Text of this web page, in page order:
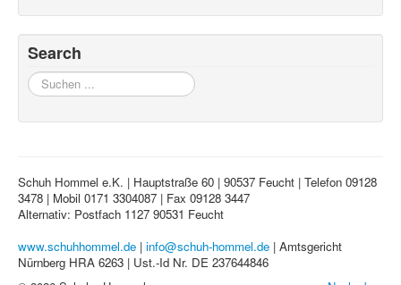
Search
Suchen
...
Schuh Hommel e.K. | Hauptstraße 60 | 90537 Feucht | Telefon 09128
3478 | Mobil 0171 3304087 | Fax 09128 3447
Alternativ: Postfach 1127 90531 Feucht
www.schuhhommel.de | info@schuh-hommel.de | Amtsgericht
Nürnberg HRA 6263 | Ust.-Id Nr. DE 237644846